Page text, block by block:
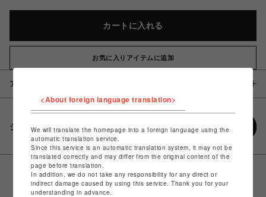
カートに入れる
お気に入りアイテムに追加
アイテム説明 / 素材
シェアする
<About foreign language translation>
We will translate the homepage into a foreign language using the
automatic translation service.
Since this service is an automatic translation system, it may not be
translated correctly and may differ from the original content of the
page before translation.
In addition, we do not take any responsibility for any direct or
indirect damage caused by using this service. Thank you for your
understanding in advance.